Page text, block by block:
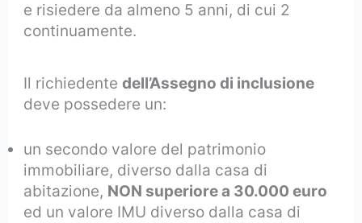
e risiedere da almeno 5 anni, di cui 2
continuamente.
Il richiedentedell’Assegno di inclusione
deve possedere un:
un secondo valore del patrimonio
immobiliare, diverso dalla casa di
abitazione, NON superiore a 30.000 euro
ed un valore IMU diverso dalla casa di